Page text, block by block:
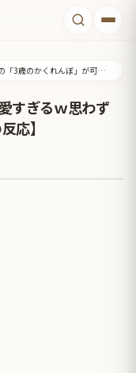
日本の「3歳のかくれんぼ」が可愛すぎるｗ思わず笑ってしまったｗｗｗ【タイ人の反応】
すぎるｗ思わず
応】